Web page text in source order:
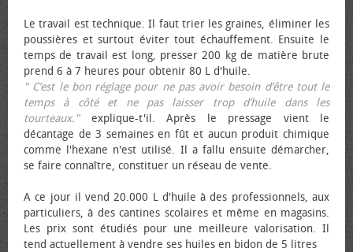
Le travail est technique. Il faut trier les graines, éliminer les
poussières et surtout éviter tout échauffement. Ensuite le
temps de travail est long, presser 200 kg de matière brute
prend 6 à 7 heures pour obtenir 80 L d'huile.
" C’est le bon réglage pour ne pas avoir besoin d’être tout le
temps à côté et ne pas laisser trop d’huile dans les
tourteaux."explique-t'il. Après le pressage vient le
décantage de 3 semaines en fût et aucun produit chimique
comme l'hexane n'est utilisé. Il a fallu ensuite démarcher,
se faire connaître, constituer un réseau de vente.
A ce jour il vend 20.000 L d'huile à des professionnels, aux
particuliers, à des cantines scolaires et même en magasins.
Les prix sont étudiés pour une meilleure valorisation. Il
tend actuellement à vendre ses huiles en bidon de 5 litres